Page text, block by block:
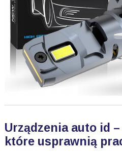
Urządzenia auto id
które usprawnią